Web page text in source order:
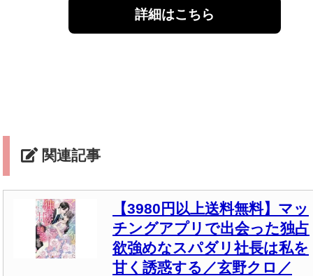
詳細はこちら
関連記事
【3980円以上送料無料】マッ
チングアプリで出会った独占
欲強めなスパダリ社長は私を
甘く誘惑する／玄野クロ／